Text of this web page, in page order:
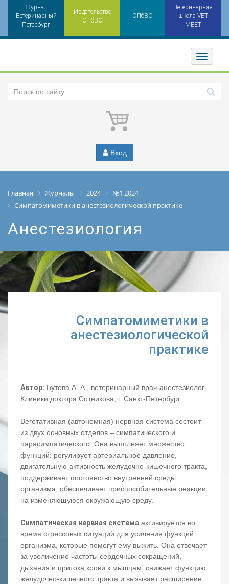
Журнал
Ветеринарный
Петербург
Издательство
СПбВО
СПбВО
Ветеринарная
школа VET
MEET
Toggler
Вход
Главная Журналы 2024
№1 2024
Симпатомиметики в анестезиологической практике
Анестезиология
Симпатомиметики в
анестезиологической
практике
Автор: Бутова А. А., ветеринарный врач-анестезиолог
Клиники доктора Сотникова, г. Санкт-Петербург.
Вегетативная (автономная) нервная система состоит
из двух основных отделов – симпатического и
парасимпатического. Она выполняет множество
функций: регулирует артериальное давление,
двигательную активность желудочно-кишечного тракта,
поддерживает постоянство внутренней среды
организма, обеспечивает приспособительные реакции
на изменяющуюся окружающую среду.
Симпатическая нервная система активируется во
время стрессовых ситуаций для усиления функций
организма, которые помогут ему выжить. Она отвечает
за увеличение частоты сердечных сокращений,
дыхания и притока крови к мышцам, снижает функцию
желудочно-кишечного тракта и вызывает расширение